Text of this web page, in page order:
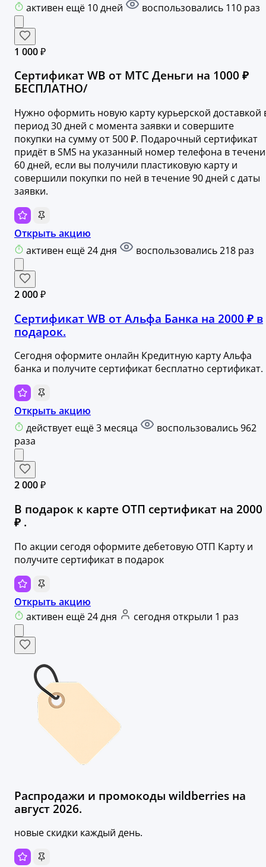
активен ещё 10 дней воспользовались 110 раз
1 000 ₽
Сертификат WB от МТС Деньги на 1000 ₽
БЕСПЛАТНО/
Нужно оформить новую карту курьерской доставкой
период 30 дней с момента заявки и совершите
покупки на сумму от 500 ₽. Подарочный сертификат
придёт в SMS на указанный номер телефона в
60 дней, если вы получили пластиковую карту и
совершили покупки по ней в течение 90 дней с даты
заявки.
Открыть акцию
активен ещё 24 дня
воспользовались 218 раз
2 000 ₽
Cертификат WB от Альфа Банка на 2000 ₽ в
подарок.
Сегодня оформите онлайн Кредитную карту Альфа
банка и получите сертификат бесплатно сертификат.
Открыть акцию
действует ещё 3 месяца
воспользовались 962
раза
2 000 ₽
В подарок к карте ОТП сертификат на 2000
₽ .
По акции сегодя оформите дебетовую ОТП Карту и
получите сертификат в подарок
Открыть акцию
активен ещё 24 дня
сегодня открыли 1 раз
Распродажи и промокоды wildberries на
август 2026.
новые скидки каждый день.